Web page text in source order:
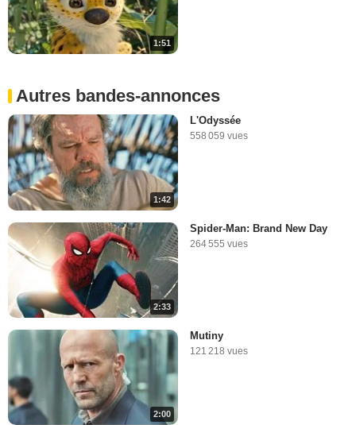
1:51
Autres bandes-annonces
1:42
L'Odyssée
558 059 vues
2:33
Spider-Man: Brand New Day
264 555 vues
2:00
Mutiny
121 218 vues